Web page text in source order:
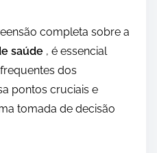
completa sobre a
saúde , é essencial
dos
pontos cruciais e
tomada de decisão